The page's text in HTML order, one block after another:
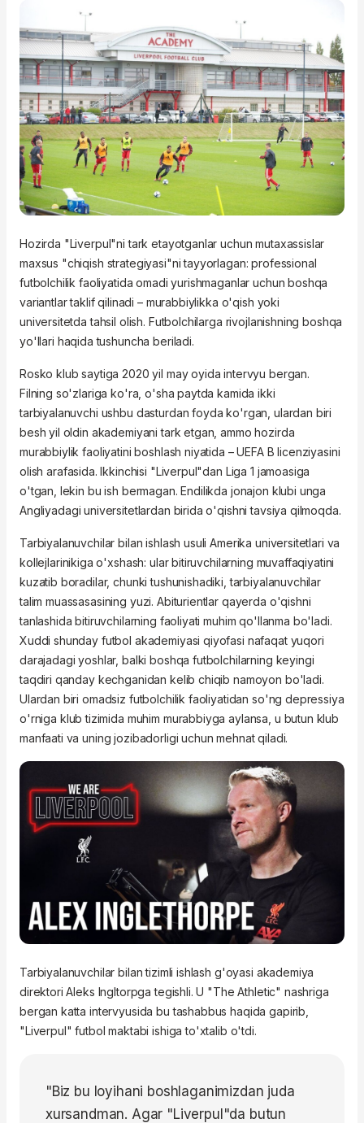
Hozirda "Liverpul"ni tark etayotganlar uchun mutaxassislar
maxsus "chiqish strategiyasi"ni tayyorlagan: professional
futbolchilik faoliyatida omadi yurishmaganlar uchun boshqa
variantlar taklif qilinadi – murabbiylikka o'qish yoki
universitetda tahsil olish. Futbolchilarga rivojlanishning boshqa
yo'llari haqida tushuncha beriladi.
Rosko klub saytiga 2020 yil may oyida intervyu bergan.
Filning so'zlariga ko'ra, o'sha paytda kamida ikki
tarbiyalanuvchi ushbu dasturdan foyda ko'rgan, ulardan biri
besh yil oldin akademiyani tark etgan, ammo hozirda
murabbiylik faoliyatini boshlash niyatida – UEFA B licenziyasini
olish arafasida. Ikkinchisi "Liverpul"dan Liga 1 jamoasiga
o'tgan, lekin bu ish bermagan. Endilikda jonajon klubi unga
Angliyadagi universitetlardan birida o'qishni tavsiya qilmoqda.
Tarbiyalanuvchilar bilan ishlash usuli Amerika universitetlari va
kollejlarinikiga o'xshash: ular bitiruvchilarning muvaffaqiyatini
kuzatib boradilar, chunki tushunishadiki, tarbiyalanuvchilar
talim muassasasining yuzi. Abiturientlar qayerda o'qishni
tanlashida bitiruvchilarning faoliyati muhim qo'llanma bo'ladi.
Xuddi shunday futbol akademiyasi qiyofasi nafaqat yuqori
darajadagi yoshlar, balki boshqa futbolchilarning keyingi
taqdiri qanday kechganidan kelib chiqib namoyon bo'ladi.
Ulardan biri omadsiz futbolchilik faoliyatidan so'ng depressiya
o'rniga klub tizimida muhim murabbiyga aylansa, u butun klub
manfaati va uning jozibadorligi uchun mehnat qiladi.
Tarbiyalanuvchilar bilan tizimli ishlash g'oyasi akademiya
direktori Aleks Ingltorpga tegishli. U "The Athletic" nashriga
bergan katta intervyusida bu tashabbus haqida gapirib,
"Liverpul" futbol maktabi ishiga to'xtalib o'tdi.
"Biz bu loyihani boshlaganimizdan juda
xursandman. Agar "Liverpul"da butun